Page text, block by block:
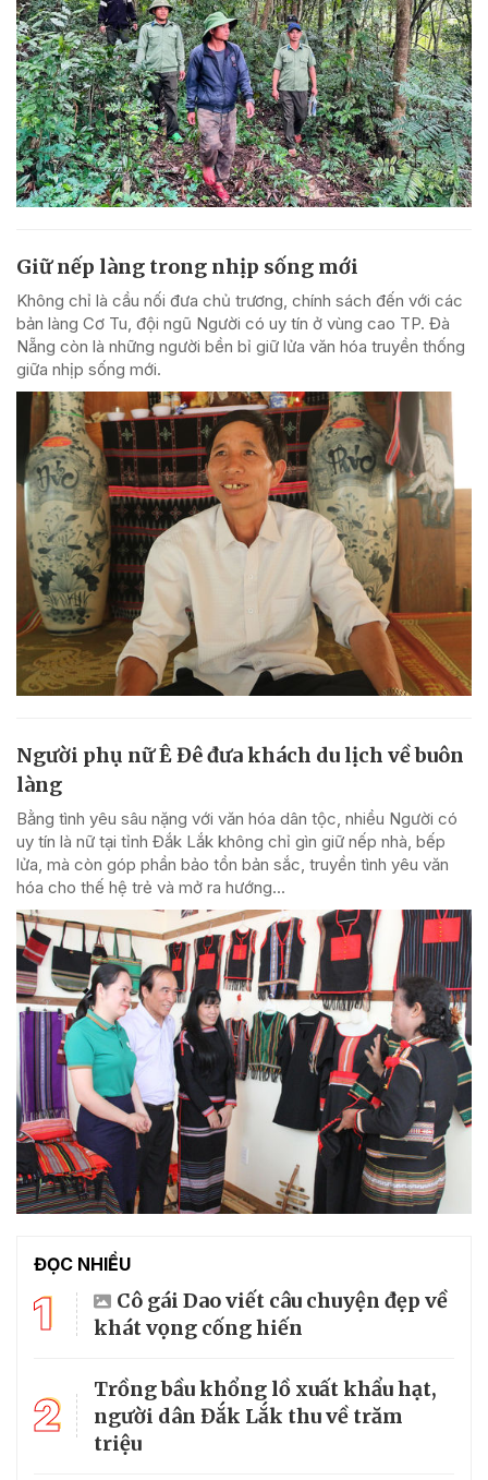
Giữ nếp làng trong nhịp sống mới
Không chỉ là cầu nối đưa chủ trương, chính sách đến với các
bản làng Cơ Tu, đội ngũ Người có uy tín ở vùng cao TP. Đà
Nẵng còn là những người bền bỉ giữ lửa văn hóa truyền thống
giữa nhịp sống mới.
Người phụ nữ Ê Đê đưa khách du lịch về buôn
làng
Bằng tình yêu sâu nặng với văn hóa dân tộc, nhiều Người có
uy tín là nữ tại tỉnh Đắk Lắk không chỉ gìn giữ nếp nhà, bếp
lửa, mà còn góp phần bảo tồn bản sắc, truyền tình yêu văn
hóa cho thế hệ trẻ và mở ra hướng...
ĐỌC NHIỀU
1
Cô gái Dao viết câu chuyện đẹp về
khát vọng cống hiến
2
Trồng bầu khổng lồ xuất khẩu hạt,
người dân Đắk Lắk thu về trăm
triệu